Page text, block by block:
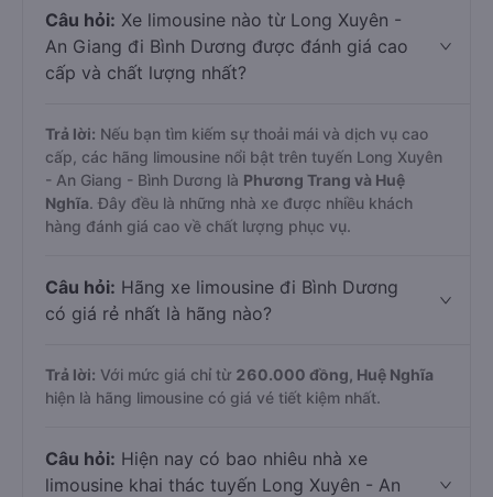
Câu hỏi: Xe limousine nào từ Long Xuyên -
An Giang đi Bình Dương được đánh giá cao
cấp và chất lượng nhất?
Trả lời: Nếu bạn tìm kiếm sự thoải mái và dịch vụ cao
cấp, các hãng limousine nổi bật trên tuyến Long Xuyên
- An Giang - Bình Dương là Phương Trang và Huệ
Nghĩa. Đây đều là những nhà xe được nhiều khách
hàng đánh giá cao về chất lượng phục vụ.
Câu hỏi: Hãng xe limousine đi Bình Dương
có giá rẻ nhất là hãng nào?
Trả lời: Với mức giá chỉ từ 260.000 đồng, Huệ Nghĩa
hiện là hãng limousine có giá vé tiết kiệm nhất.
Câu hỏi: Hiện nay có bao nhiêu nhà xe
limousine khai thác tuyến Long Xuyên - An